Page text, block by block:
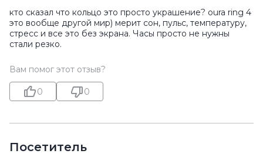
кто сказал что кольцо это просто украшение? oura ring 4
это вообще другой мир) мерит сон, пульс, температуру,
стресс и все это без экрана. Часы просто не нужны
стали резко.
Вам помог этот отзыв?
0 0
Посетитель